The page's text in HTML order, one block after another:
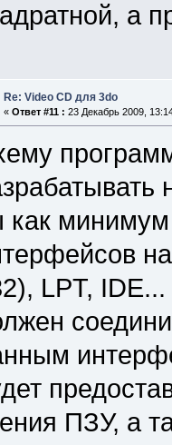
а
Re: Video CD для 3do
« Ответ #11 : 23 Декабрь 2009,
как
LPT,
ПЗУ, а